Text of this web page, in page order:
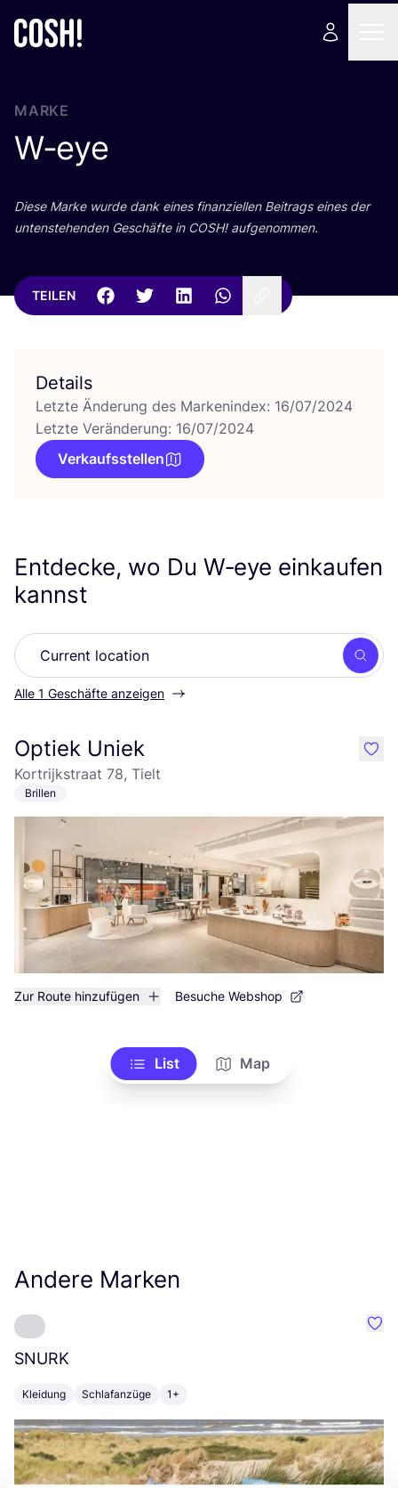
MARKE
W‑eye
Die­se Mar­ke wur­de dank eines finan­zi­el­len Bei­trags eines der
unten­ste­hen­den Geschäf­te in COSH! aufgenommen.
TEILEN
Details
Letzte Änderung des Markenindex: 16/07/2024
Letzte Veränderung: 16/07/2024
Verkaufsstellen
Entdecke, wo Du W‑eye einkaufen
kannst
Alle 1 Geschäfte anzeigen
Optiek Uniek
Kortrijkstraat 78, Tielt
Brillen
Zur Route hinzufügen Besuche Webshop
like
List Map
Andere Marken
SNURK
Kleidung Schlafanzüge 1+